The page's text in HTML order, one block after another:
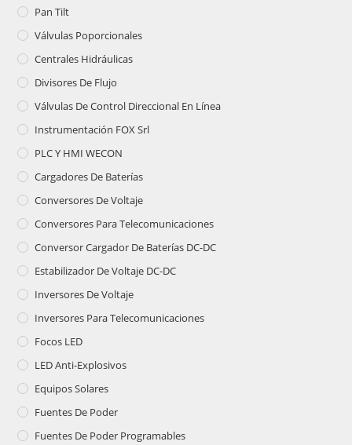
Pan Tilt
Válvulas Poporcionales
Centrales Hidráulicas
Divisores De Flujo
Válvulas De Control Direccional En Línea
Instrumentación FOX Srl
PLC Y HMI WECON
Cargadores De Baterías
Conversores De Voltaje
Conversores Para Telecomunicaciones
Conversor Cargador De Baterías DC-DC
Estabilizador De Voltaje DC-DC
Inversores De Voltaje
Inversores Para Telecomunicaciones
Focos LED
LED Anti-Explosivos
Equipos Solares
Fuentes De Poder
Fuentes De Poder Programables